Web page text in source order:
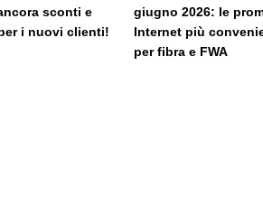
sconti e
i nuovi clienti!
giugno 2026: le
Internet più
per fibra e FWA